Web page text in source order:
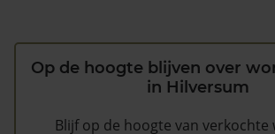
Op de hoogte blijven over
in Hilversum
Blijf op de hoogte van verkochte